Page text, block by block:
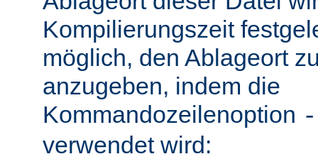
Kompilierungszeit
möglich, den Ablageort
anzugeben, indem die
Kommandozeilenoption
verwendet wird: